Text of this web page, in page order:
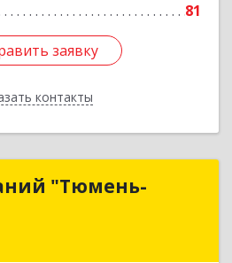
81
заявку
контакты
заявку
Назад
"Тюмень-"Тюмень-